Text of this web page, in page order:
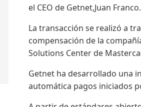
el CEO de Getnet,Juan Franco.
La transacción se realizó a
compensación de la
Solutions Center de
Getnet ha desarrollado una
automática pagos iniciados